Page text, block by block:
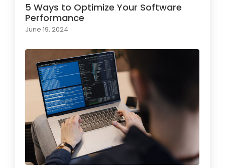
5 Ways to Optimize Your Software
Performance
June 19, 2024